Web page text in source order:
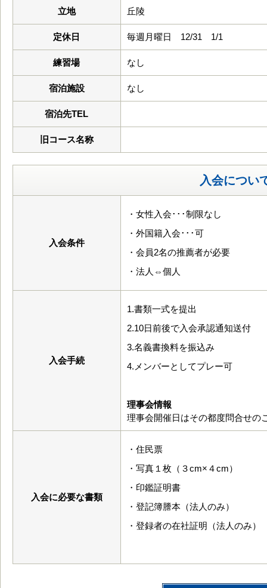
立地 丘陵
定休日 毎週月曜日 12/31 1/1
練習場 なし
宿泊施設 なし
宿泊先TEL
旧コース名称
入会につい
入会条件
・女性入会･･･制限なし
・外国籍入会･･･可
・会員2名の推薦者が必要
・法人⇔個人
入会手続
1.書類一式を提出
2.10日前後で入会承認通知送付
3.名義書換料を振込み
4.メンバーとしてプレー可
理事会情報
理事会開催日はその都度問合せの
入会に必要な書類
・住民票
・写真１枚（３cm×４cm）
・印鑑証明書
・登記簿謄本（法人のみ）
・登録者の在社証明（法人のみ）